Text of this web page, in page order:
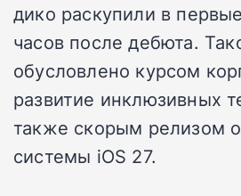
дико раскупили в
часов после дебюта.
обусловлено курсом
развитие инклюзивных
также скорым релизом
системы iOS 27.